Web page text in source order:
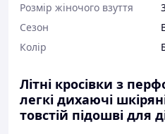
Розмір жіночого взуття
Сезон
Колір
Літні кросівки з
легкі дихаючі
товстій підошві для